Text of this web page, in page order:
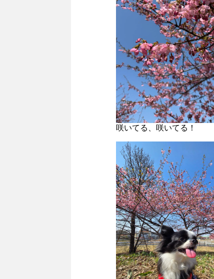
咲いてる、咲いてる！